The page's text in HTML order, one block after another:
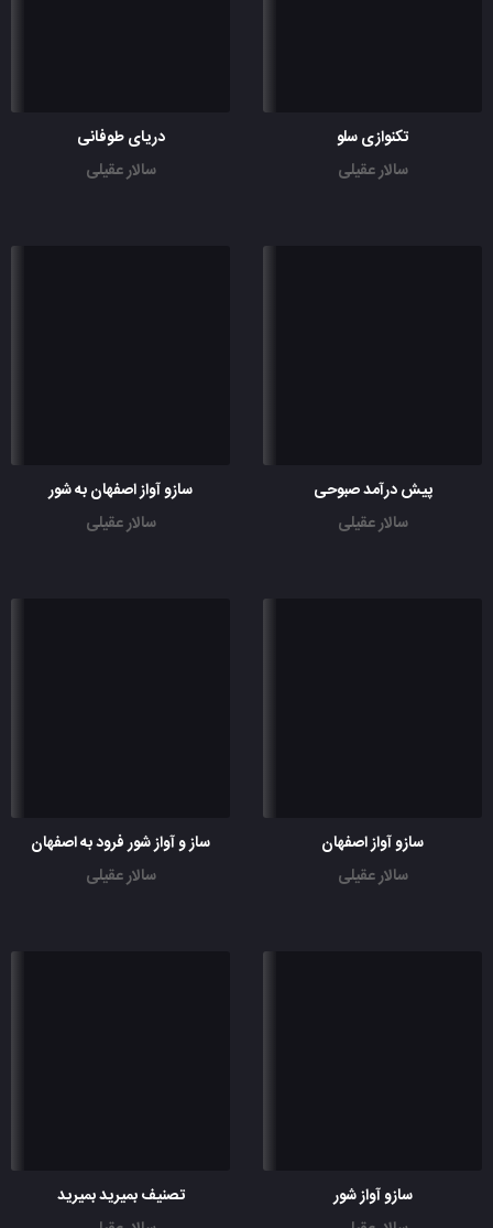
تکنوازی سلو
سالار عقیلی
دریای طوفانی
سالار عقیلی
پیش درآمد صبوحی
سالار عقیلی
سازو آواز اصفهان به شور
سالار عقیلی
سازو آواز اصفهان
سالار عقیلی
ساز و آواز شور فرود به اصفهان
سالار عقیلی
سازو آواز شور
تصنیف بمیرید بمیرید